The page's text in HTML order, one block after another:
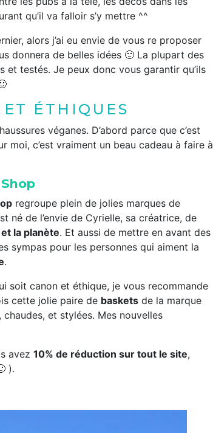
qu’il va falloir s’y mettre ^^
alors j’ai eu envie de vous re proposer
donnera de belles idées 🙂 La plupart des
et testés. Je peux donc vous garantir qu’ils
ÉTHIQUES
véganes. D’abord parce que c’est
moi, c’est vraiment un beau cadeau à faire à
regroupe plein de jolies marques de
né de l’envie de Cyrielle, sa créatrice, de
la planète. Et aussi de mettre en avant des
sympas pour les personnes qui aiment la
.
soit canon et éthique, je vous recommande
cette jolie paire de baskets de la marque
et stylées. Mes nouvelles
avez 10% de réduction sur tout le site,
).